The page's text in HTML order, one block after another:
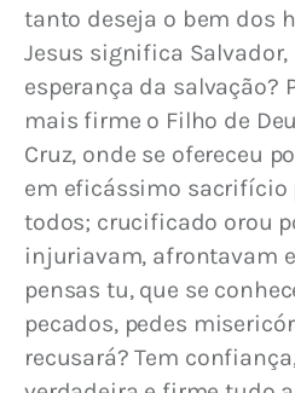
tanto deseja o bem dos
Jesus significa
esperança da salvação?
mais firme o Filho de
Cruz, onde se ofereceu
em eficássimo sacrifício
todos; crucificado orou
injuriavam, afrontavam
pensas tu, que se
pecados, pedes
recusará? Tem